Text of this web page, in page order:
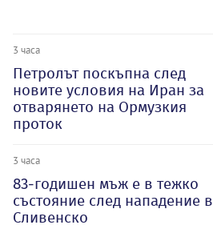
3 часа
Петролът поскъпна след
новите условия на Иран за
отварянето на Ормузкия
проток
3 часа
83-годишен мъж е в тежко
състояние след нападение в
Сливенско